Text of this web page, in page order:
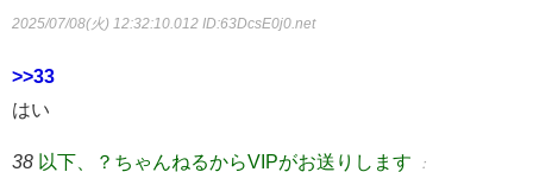
2025/07/08(火) 12:32:10.012 ID:63DcsE0j0.net
>>33
はい
38 以下、？ちゃんねるからVIPがお送りします ：